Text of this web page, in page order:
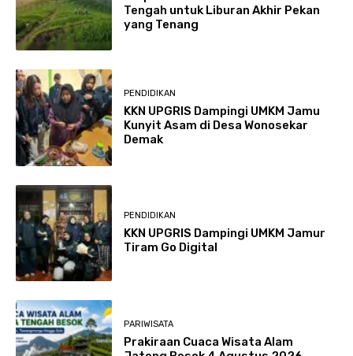
Tengah untuk Liburan Akhir Pekan
yang Tenang
PENDIDIKAN
KKN UPGRIS Dampingi UMKM Jamu
Kunyit Asam di Desa Wonosekar
Demak
PENDIDIKAN
KKN UPGRIS Dampingi UMKM Jamur
Tiram Go Digital
PARIWISATA
Prakiraan Cuaca Wisata Alam